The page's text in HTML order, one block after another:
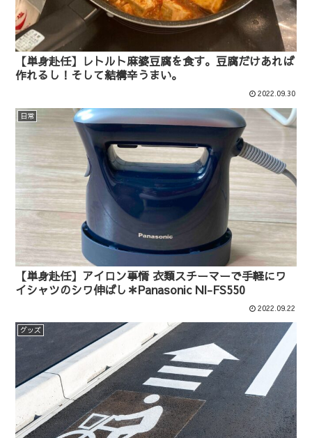
【単身赴任】レトルト麻婆豆腐を食す。豆腐だけあれば
作れるし！そして結構辛うまい。
2022.09.30
日常
【単身赴任】アイロン事情 衣類スチーマーで手軽にワ
イシャツのシワ伸ばし＊Panasonic NI-FS550
2022.09.22
グッズ